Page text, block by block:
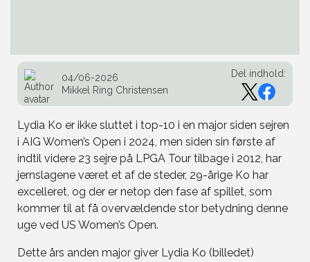
04/06-2026
Mikkel Ring Christensen
Del indhold:
Lydia Ko er ikke sluttet i top-10 i en major siden sejren
i AIG Women’s Open i 2024, men siden sin første af
indtil videre 23 sejre på LPGA Tour tilbage i 2012, har
jernslagene været et af de steder, 29-årige Ko har
excelleret, og der er netop den fase af spillet, som
kommer til at få overvældende stor betydning denne
uge ved US Women’s Open.
Dette års anden major giver Lydia Ko (billedet)